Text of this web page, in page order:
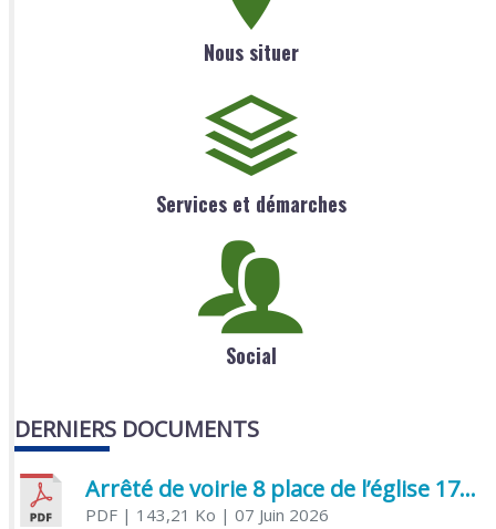
Nous situer
Services et démarches
Social
DERNIERS DOCUMENTS
Arrêté de voirie 8 place de l’église 17170 Benon
PDF| 143,21 Ko | 07 Juin 2026